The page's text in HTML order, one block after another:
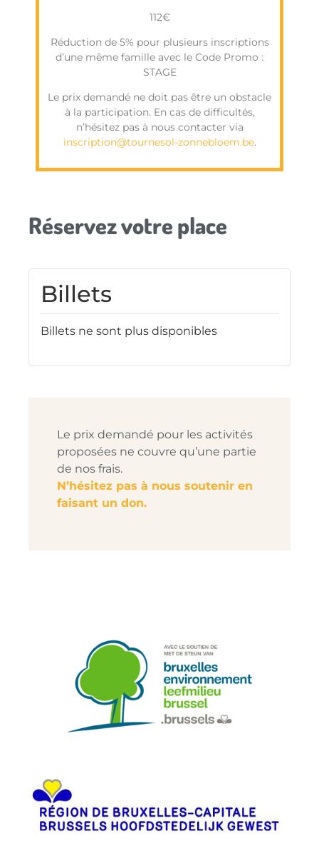
112€
Réduction de 5% pour plusieurs inscriptions
d’une même famille avec le Code Promo :
STAGE
Le prix demandé ne doit pas être un obstacle
à la participation. En cas de difficultés,
n’hésitez pas à nous contacter via
inscription@tournesol-zonnebloem.be.
Réservez votre place
Billets
Billets ne sont plus disponibles
Le prix demandé pour les activités
proposées ne couvre qu’une partie
de nos frais.
N’hésitez pas à nous soutenir en
faisant un don.